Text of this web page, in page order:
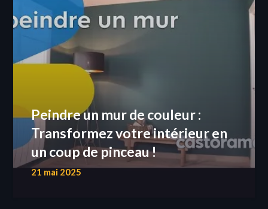
Peindre un mur de couleur :
Transformez votre intérieur en
un coup de pinceau !
21 mai 2025